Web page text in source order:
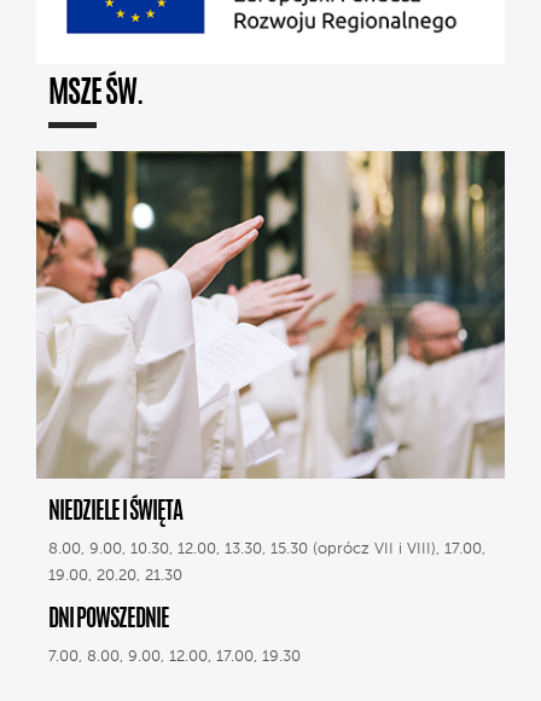
MSZE ŚW.
NIEDZIELE I ŚWIĘTA
8.00, 9.00, 10.30, 12.00, 13.30, 15.30 (oprócz VII i VIII), 17.00,
19.00, 20.20, 21.30
DNI POWSZEDNIE
7.00, 8.00, 9.00, 12.00, 17.00, 19.30